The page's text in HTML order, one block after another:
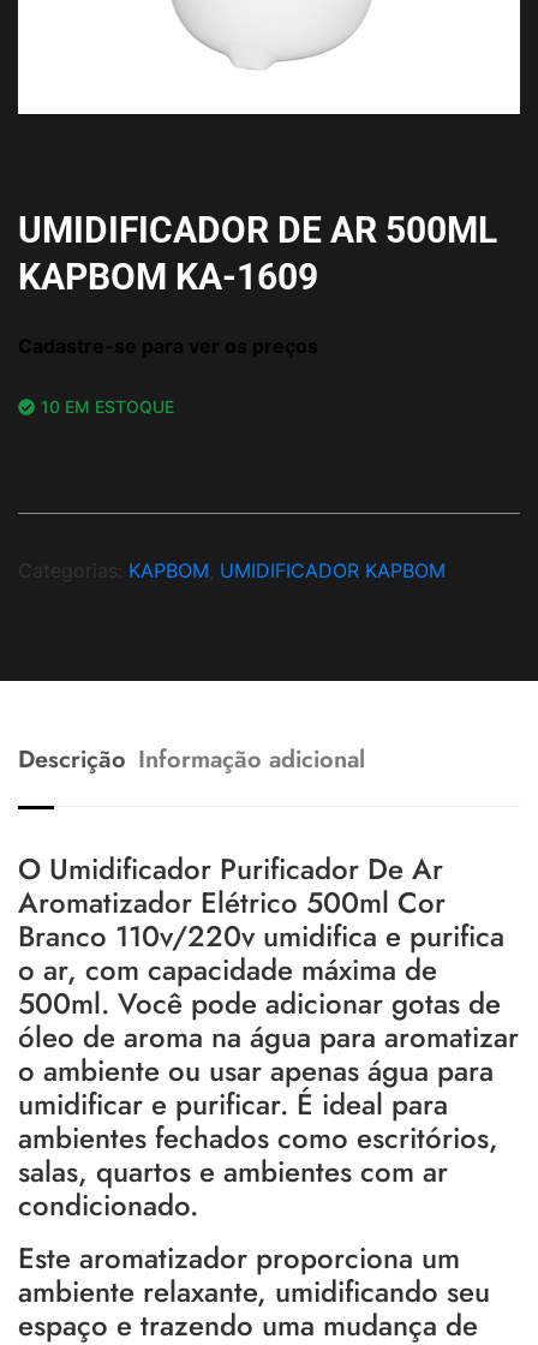
UMIDIFICADOR DE AR 500ML
KAPBOM KA-1609
Cadastre-se para ver os preços
10 EM ESTOQUE
Categorias: KAPBOM UMIDIFICADOR KAPBOM
Descrição Informação adicional
O Umidificador Purificador De Ar
Aromatizador Elétrico 500ml Cor
Branco 110v/220v umidifica e purifica
o ar, com capacidade máxima de
500ml. Você pode adicionar gotas de
óleo de aroma na água para aromatizar
o ambiente ou usar apenas água para
umidificar e purificar. É ideal para
ambientes fechados como escritórios,
salas, quartos e ambientes com ar
condicionado.
Este aromatizador proporciona um
ambiente relaxante, umidificando seu
espaço e trazendo uma mudança de